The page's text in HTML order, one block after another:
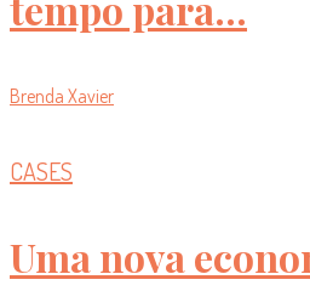
Brenda Xavier
CASES
Uma nova